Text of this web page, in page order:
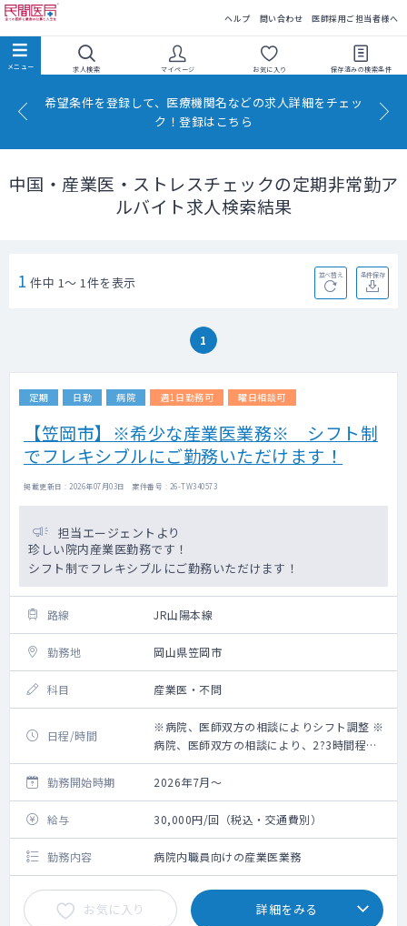
ヘルプ 問い合わせ 医師採用ご担当者様へ
求人検索 マイページ お気に入り 保存済みの検索条件
希望条件を登録して、医療機関名などの求人詳細をチェッ
ク！登録はこちら
中国・産業医・ストレスチェックの定期非常勤ア
ルバイト求人検索結果
1 件中 1～ 1件を表示 並べ替え 条件保存
1
定期 日勤 病院 週1日勤務可 曜日相談可
【笠岡市】※希少な産業医業務※ シフト制
でフレキシブルにご勤務いただけます！
掲載更新日 : 2026年07月03日 案件番号 : 26-TW340573
担当エージェントより
珍しい院内産業医勤務です！
シフト制でフレキシブルにご勤務いただけます！
路線 JR山陽本線
勤務地 岡山県笠岡市
科目 産業医・不問
日程/時間
※病院、医師双方の相談によりシフト調整 ※
病院、医師双方の相談により、2?3時間程度
で調整
勤務開始時期
2026年7月～
給与 30,000円/回（税込・交通費別）
勤務内容 病院内職員向けの産業医業務
お気に入り 詳細をみる